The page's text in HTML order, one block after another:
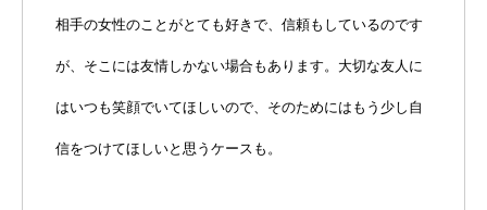
相手の女性のことがとても好きで、信頼もしているのです
が、そこには友情しかない場合もあります。大切な友人に
はいつも笑顔でいてほしいので、そのためにはもう少し自
信をつけてほしいと思うケースも。